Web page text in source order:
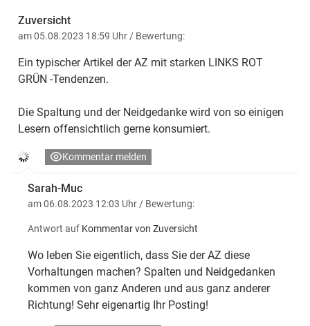
Zuversicht
am 05.08.2023 18:59 Uhr / Bewertung:
Ein typischer Artikel der AZ mit starken LINKS ROT
GRÜN -Tendenzen.
Die Spaltung und der Neidgedanke wird von so einigen
Lesern offensichtlich gerne konsumiert.
Kommentar melden
Sarah-Muc
am 06.08.2023 12:03 Uhr / Bewertung:
Antwort auf Kommentar von Zuversicht
Wo leben Sie eigentlich, dass Sie der AZ diese
Vorhaltungen machen? Spalten und Neidgedanken
kommen von ganz Anderen und aus ganz anderer
Richtung! Sehr eigenartig Ihr Posting!